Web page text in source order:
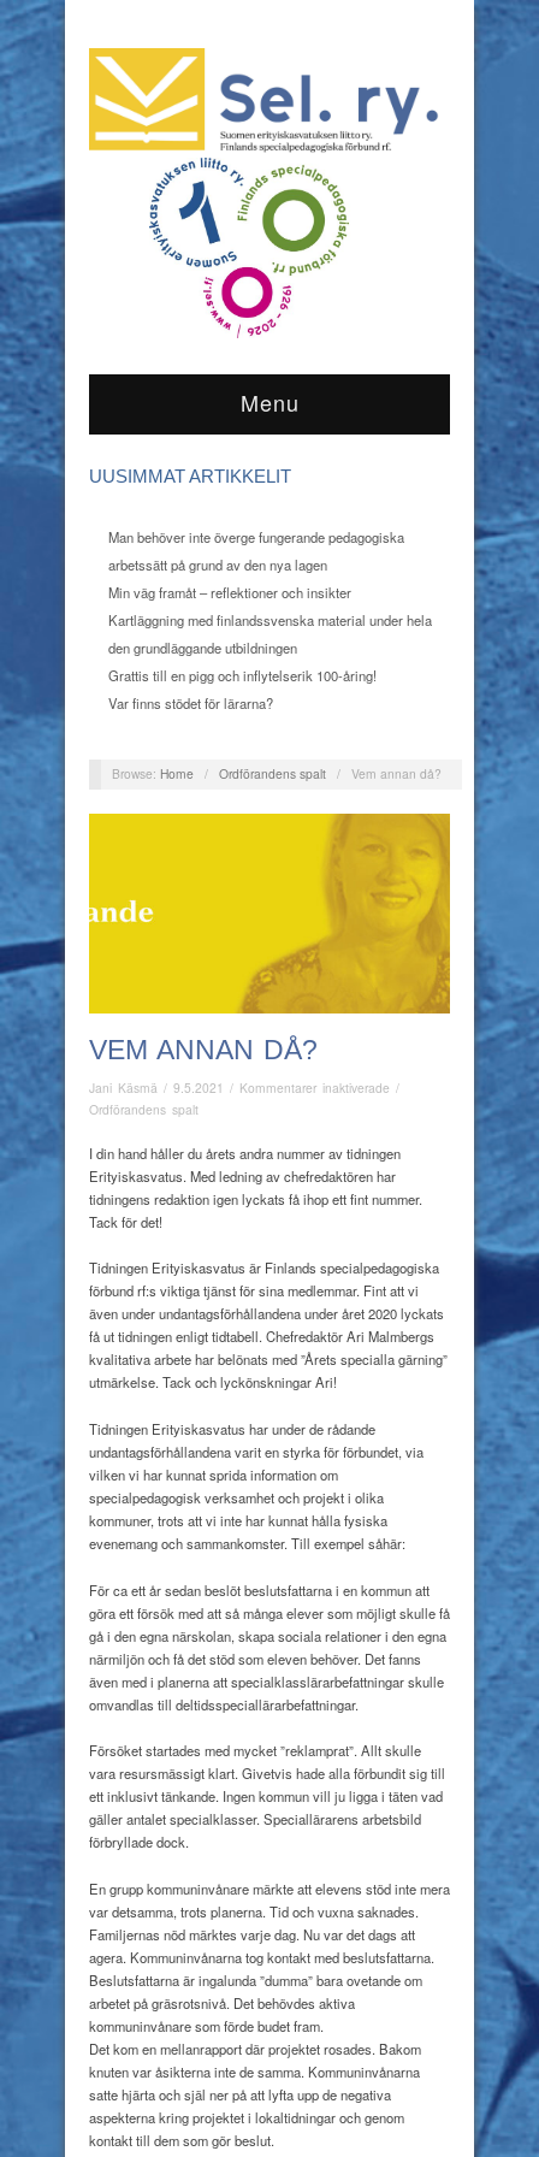
Menu
UUSIMMAT ARTIKKELIT
Man behöver inte överge fungerande pedagogiska
arbetssätt på grund av den nya lagen
Min väg framåt – reflektioner och insikter
Kartläggning med finlandssvenska material under hela
den grundläggande utbildningen
Grattis till en pigg och inflytelserik 100-åring!
Var finns stödet för lärarna?
Browse: Home / Ordförandens spalt / Vem annan då?
VEM ANNAN DÅ?
Jani Käsmä / 9.5.2021 / Kommentarer inaktiverade för
då?
/
Ordförandens spalt
I din hand håller du årets andra nummer av tidningen
Erityiskasvatus. Med ledning av chefredaktören har
tidningens redaktion igen lyckats få ihop ett fint nummer.
Tack för det!
Tidningen Erityiskasvatus är Finlands specialpedagogiska
förbund rf:s viktiga tjänst för sina medlemmar. Fint att vi
även under undantagsförhållandena under året 2020 lyckats
få ut tidningen enligt tidtabell. Chefredaktör Ari Malmbergs
kvalitativa arbete har belönats med ”Årets specialla gärning”
utmärkelse. Tack och lyckönskningar Ari!
Tidningen Erityiskasvatus har under de rådande
undantagsförhållandena varit en styrka för förbundet, via
vilken vi har kunnat sprida information om
specialpedagogisk verksamhet och projekt i olika
kommuner, trots att vi inte har kunnat hålla fysiska
evenemang och sammankomster. Till exempel såhär:
För ca ett år sedan beslöt beslutsfattarna i en kommun att
göra ett försök med att så många elever som möjligt skulle få
gå i den egna närskolan, skapa sociala relationer i den egna
närmiljön och få det stöd som eleven behöver. Det fanns
även med i planerna att specialklasslärarbefattningar skulle
omvandlas till deltidsspeciallärarbefattningar.
Försöket startades med mycket ”reklamprat”. Allt skulle
vara resursmässigt klart. Givetvis hade alla förbundit sig till
ett inklusivt tänkande. Ingen kommun vill ju ligga i täten vad
gäller antalet specialklasser. Speciallärarens arbetsbild
förbryllade dock.
En grupp kommuninvånare märkte att elevens stöd inte mera
var detsamma, trots planerna. Tid och vuxna saknades.
Familjernas nöd märktes varje dag. Nu var det dags att
agera. Kommuninvånarna tog kontakt med beslutsfattarna.
Beslutsfattarna är ingalunda ”dumma” bara ovetande om
arbetet på gräsrotsnivå. Det behövdes aktiva
kommuninvånare som förde budet fram.
Det kom en mellanrapport där projektet rosades. Bakom
knuten var åsikterna inte de samma. Kommuninvånarna
satte hjärta och själ ner på att lyfta upp de negativa
aspekterna kring projektet i lokaltidningar och genom
kontakt till dem som gör beslut.